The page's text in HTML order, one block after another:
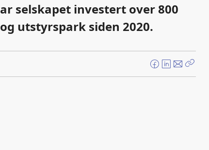
selskapet investert over 800
utstyrspark siden 2020.
F
a
L
i
E
-
Kopier